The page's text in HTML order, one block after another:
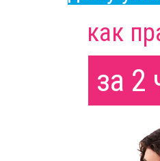
как
за 2